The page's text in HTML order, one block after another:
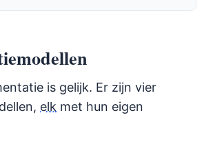
is gelijk. Er zijn vier
elk met hun eigen